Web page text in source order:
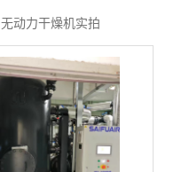
无动力干燥机实拍